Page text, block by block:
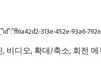
313e-452e-93a6-
디오, 확대/축소, 회전